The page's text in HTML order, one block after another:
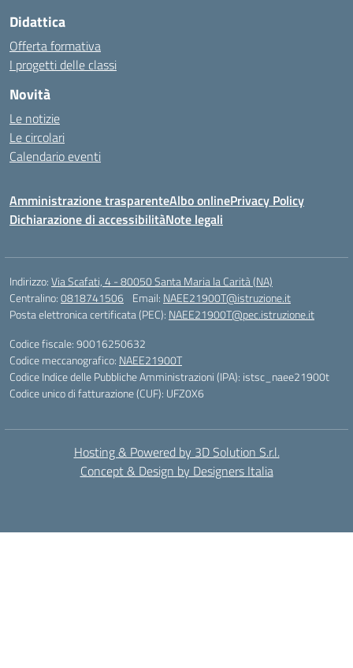
Didattica
Offerta formativa
I progetti delle classi
Novità
Le notizie
Le circolari
Calendario eventi
Amministrazione trasparenteAlbo onlinePrivacy Policy
Dichiarazione di accessibilitàNote legali
Indirizzo:Via Scafati, 4 - 80050 Santa Maria la Carità (NA)
Centralino:0818741506 Email: NAEE21900T@istruzione.it
Posta elettronica certificata (PEC): NAEE21900T@pec.istruzione.it
Codice fiscale: 90016250632
Codice meccanografico: NAEE21900T
Codice Indice delle Pubbliche Amministrazioni (IPA): istsc_naee21900t
Codice unico di fatturazione (CUF): UFZ0X6
Hosting & Powered by 3D Solution S.r.l.
Concept & Design by Designers Italia